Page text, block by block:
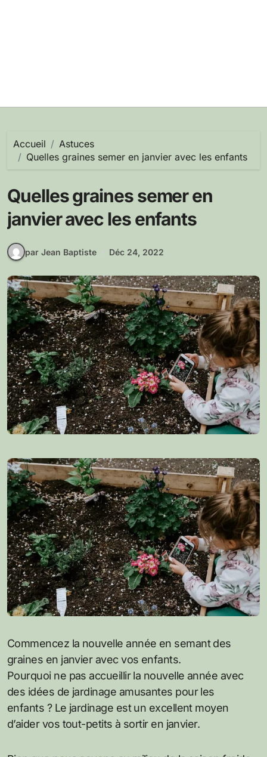
Accueil
Astuces
Quelles graines semer en janvier avec les enfants
Quelles graines semer en
janvier avec les enfants
par Jean Baptiste Déc 24, 2022
Commencez la nouvelle année en semant des
graines en janvier avec vos enfants.
Pourquoi ne pas accueillir la nouvelle année avec
des idées de jardinage amusantes pour les
enfants ? Le jardinage est un excellent moyen
d’aider vos tout-petits à sortir en janvier.